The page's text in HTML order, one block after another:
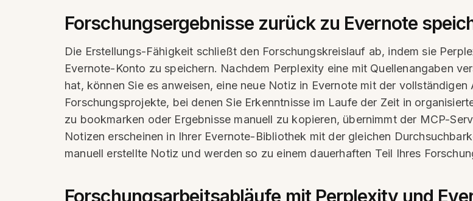
Forschungsergebnisse zurück zu Evernote
Die Erstellungs-Fähigkeit schließt den Forschungskreislauf ab, indem sie
Evernote-Konto zu speichern. Nachdem Perplexity eine mit Quellenangaben
hat, können Sie es anweisen, eine neue Notiz in Evernote mit der
Forschungsprojekte, bei denen Sie Erkenntnisse im Laufe der Zeit in
zu bookmarken oder Ergebnisse manuell zu kopieren, übernimmt der MCP-
Notizen erscheinen in Ihrer Evernote-Bibliothek mit der gleichen
manuell erstellte Notiz und werden so zu einem dauerhaften Teil Ihres
Forschungsarbeitsabläufe mit Perplexity und